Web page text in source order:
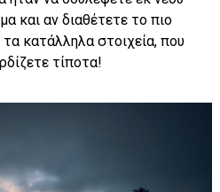
και αν διαθέτετε το πιο
κατάλληλα στοιχεία, που
τίποτα!